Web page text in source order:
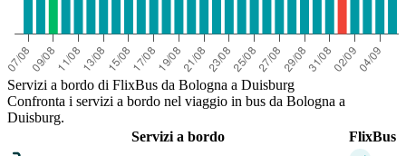
Servizi a bordo di FlixBus da Bologna a Duisburg
Confronta i servizi a bordo nel viaggio in bus da Bologna a
Duisburg.
Servizi a bordo
FlixBus